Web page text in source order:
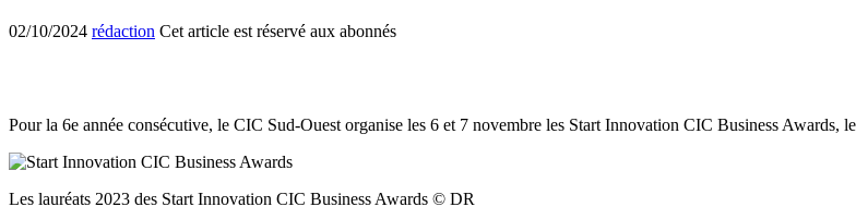
02/10/2024 rédaction Cet article est réservé aux abonnés
Pour la 6e année consécutive, le CIC Sud-Ouest organise les 6 et 7 novembre les Start Innovation CIC Business Awards,
Les lauréats 2023 des Start Innovation CIC Business Awards © DR